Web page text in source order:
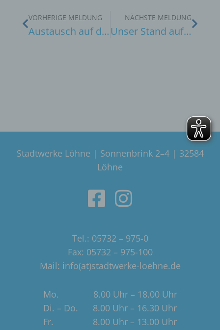
VORHERIGE MELDUNG
Austausch auf der Azubimesse StepOne 2024
NÄCHSTE MELDUNG
Unser Stand auf der Gewerbeschau 2024
Stadtwerke Löhne | Sonnenbrink 2–4 | 32584
Löhne
Tel.: 05732 – 975-0
Fax: 05732 – 975-100
Mail: info(at)stadtwerke-loehne.de
Mo. 8.00 Uhr – 18.00 Uhr
Di. – Do. 8.00 Uhr – 16.30 Uhr
Fr. 8.00 Uhr – 13.00 Uhr